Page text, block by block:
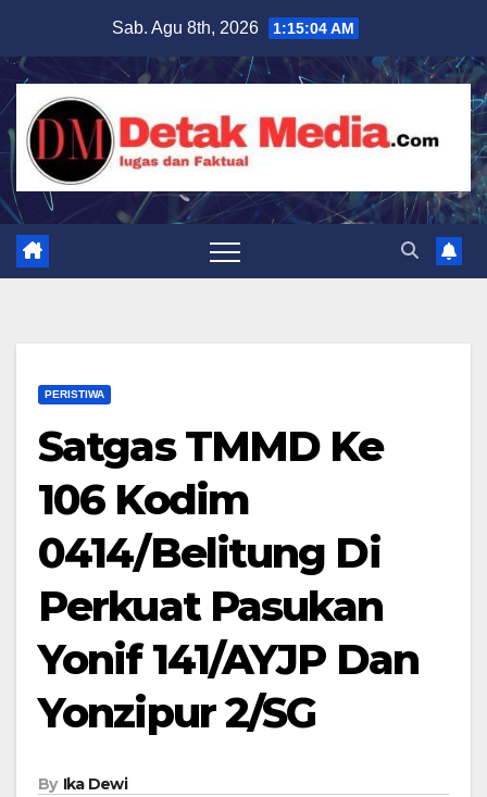
content
Sab. Agu 8th, 2026 1:15:05 AM
PERISTIWA
Satgas TMMD Ke
106 Kodim
0414/Belitung Di
Perkuat Pasukan
Yonif 141/AYJP Dan
Yonzipur 2/SG
By Ika Dewi